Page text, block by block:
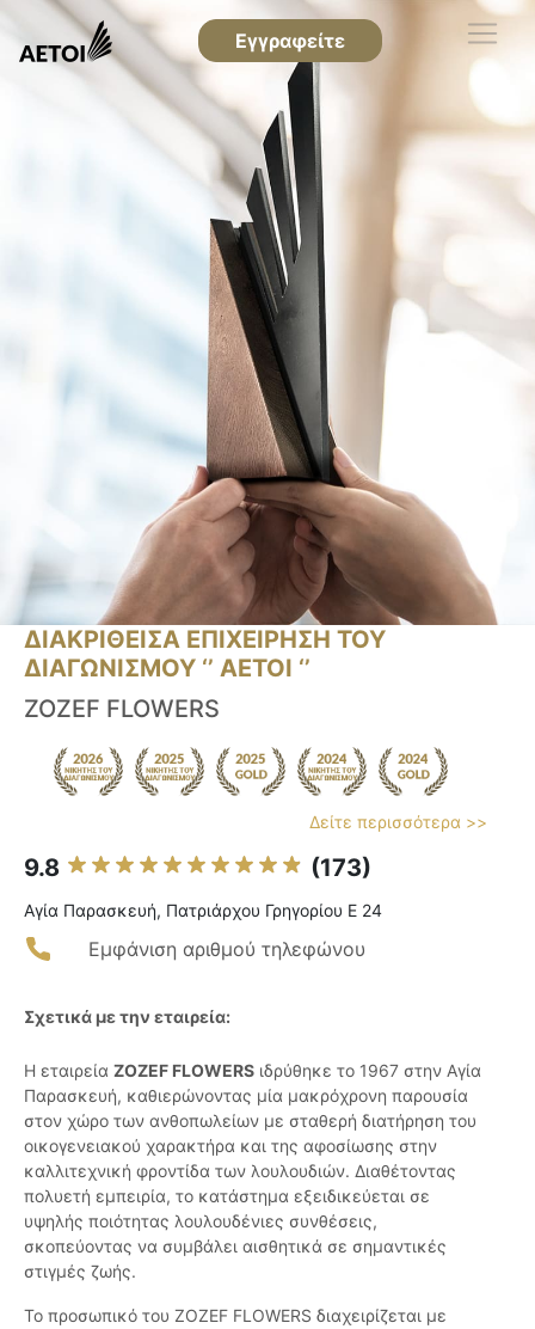
Εγγραφείτε
ΔΙΑΚΡΙΘΕΙΣΑ ΕΠΙΧΕΙΡΗΣΗ ΤΟΥ
ΔΙΑΓΩΝΙΣΜΟΥ ‘’ ΑΕΤΟΙ ‘’
ZOZEF FLOWERS
Δείτε περισσότερα >>
9.8 (173)
Αγία Παρασκευή, Πατριάρχου Γρηγορίου Ε 24
Εμφάνιση αριθμού τηλεφώνου
Σχετικά με την εταιρεία:
Η εταιρεία ZOZEF FLOWERS ιδρύθηκε το 1967 στην Αγία
Παρασκευή, καθιερώνοντας μία μακρόχρονη παρουσία
στον χώρο των ανθοπωλείων με σταθερή διατήρηση του
οικογενειακού χαρακτήρα και της αφοσίωσης στην
καλλιτεχνική φροντίδα των λουλουδιών. Διαθέτοντας
πολυετή εμπειρία, το κατάστημα εξειδικεύεται σε
υψηλής ποιότητας λουλουδένιες συνθέσεις,
σκοπεύοντας να συμβάλει αισθητικά σε σημαντικές
στιγμές ζωής.
Το προσωπικό του ZOZEF FLOWERS διαχειρίζεται με